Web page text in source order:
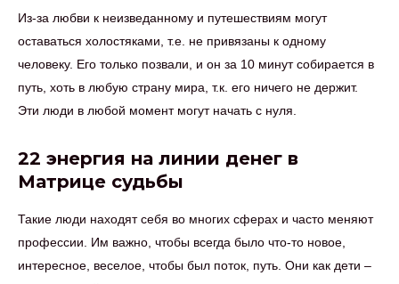
Из-за любви к неизведанному и путешествиям могут
оставаться холостяками, т.е. не привязаны к одному
человеку. Его только позвали, и он за 10 минут собирается в
путь, хоть в любую страну мира, т.к. его ничего не держит.
Эти люди в любой момент могут начать с нуля.
22 энергия на линии денег в
Матрице судьбы
Такие люди находят себя во многих сферах и часто меняют
профессии. Им важно, чтобы всегда было что-то новое,
интересное, веселое, чтобы был поток, путь. Они как дети –